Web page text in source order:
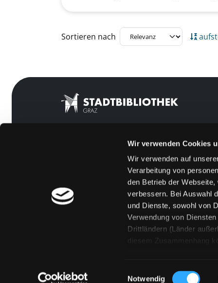
Wir verwenden Cookies
Wir verwenden auf
Verarbeitung von
den Betrieb der
verbessern. Bei Auswahl
und Dienste, sowohl von
Verwendung von
Drittländern (Länder
diesem Zusammenhang
„Details zeigen“ finden
Einwilligungsauswahl
Notwendig
Zu den Suchfiltern springen
Sortieren nach
[kju:b]
Feedback
Kontakt
Über uns
Jobs
Medienwunsch
FAQs